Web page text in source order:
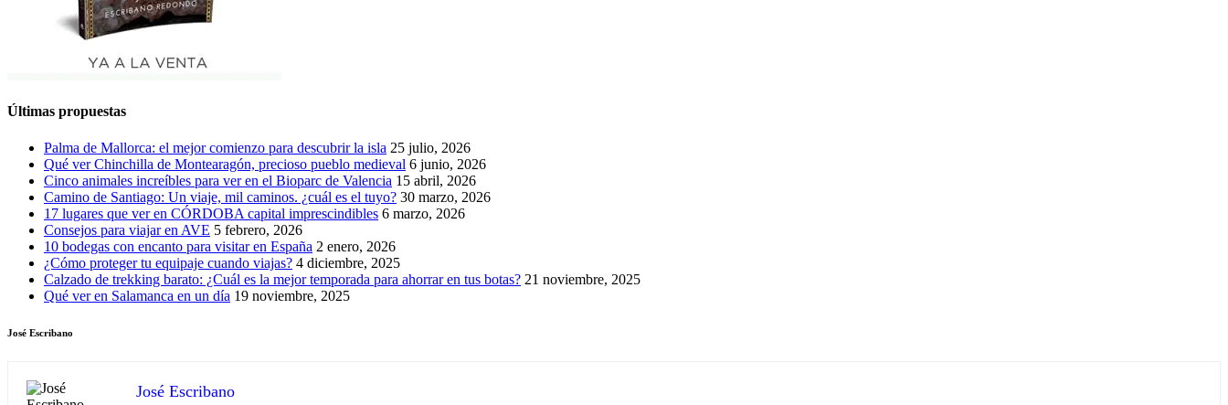
Últimas propuestas
Palma de Mallorca: el mejor comienzo para descubrir la isla 25 julio, 2026
Qué ver Chinchilla de Montearagón, precioso pueblo medieval 6 junio, 2026
Cinco animales increíbles para ver en el Bioparc de Valencia 15 abril, 2026
Camino de Santiago: Un viaje, mil caminos. ¿cuál es el tuyo? 30 marzo, 2026
17 lugares que ver en CÓRDOBA capital imprescindibles 6 marzo, 2026
Consejos para viajar en AVE 5 febrero, 2026
10 bodegas con encanto para visitar en España 2 enero, 2026
¿Cómo proteger tu equipaje cuando viajas? 4 diciembre, 2025
Calzado de trekking barato: ¿Cuál es la mejor temporada para ahorrar en tus botas? 21 noviembre, 2025
Qué ver en Salamanca en un día 19 noviembre, 2025
José Escribano
José Escribano